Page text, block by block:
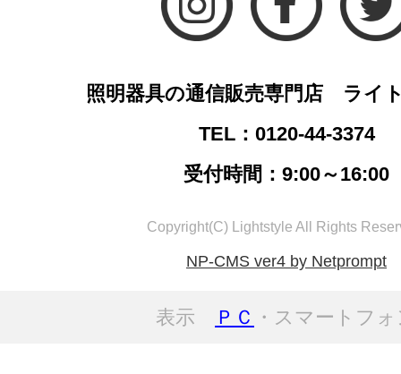
照明器具の通信販売専門店 ライ
TEL：0120-44-3374
受付時間：9:00～16:00
Copyright(C) Lightstyle All Rights
NP-CMS ver4 by Netprompt
表示 ＰＣ ・スマートフ